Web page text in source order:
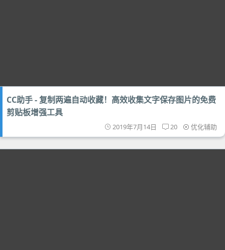
CC助手 - 复制两遍自动收藏！高效收集文字保存图片的免费
剪贴板增强工具
2019年7月14日 20 优化辅助